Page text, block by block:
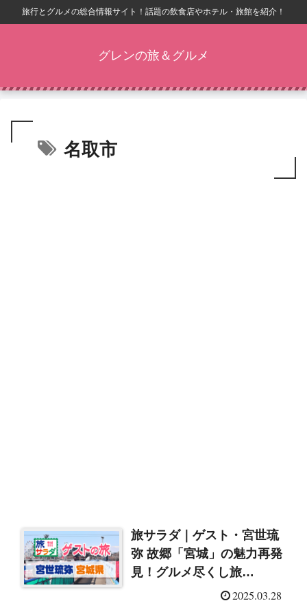
旅行とグルメの総合情報サイト！話題の飲食店やホテル・旅館を紹介！
グレンの旅＆グルメ
名取市
旅サラダ｜ゲスト・宮世琉
弥 故郷「宮城」の魅力再発
見！グルメ尽くし旅
2025.03.28